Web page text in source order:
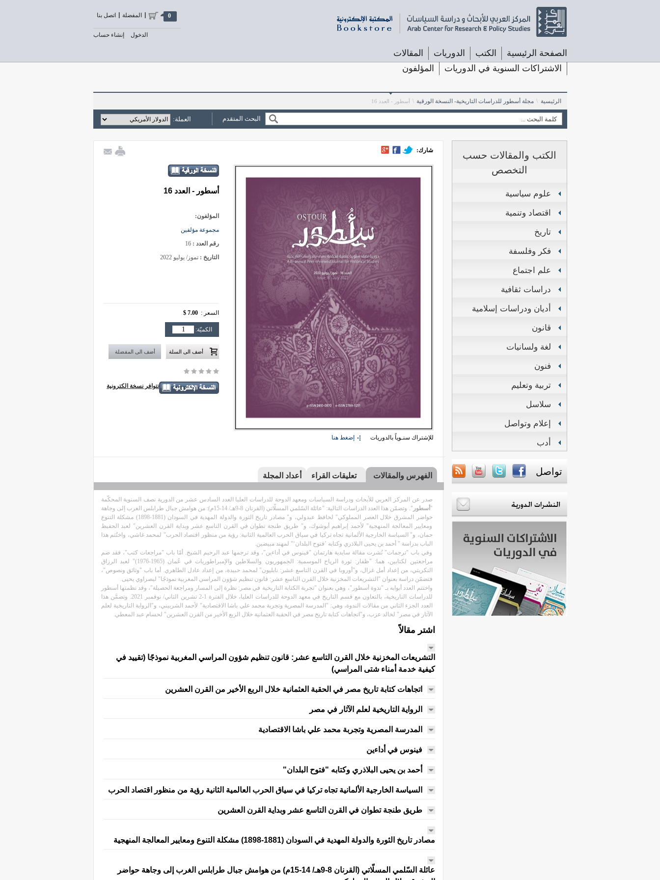
اتصل بنا المفضلة 0
الصفحة الرئيسية الكتب الدوريات
المقالات
الاشتراكات السنوية في الدوريات
المؤلفون
إنشاء حساب الدخول
الرئيسية \ مجلة أسطور للدراسات التاريخية- النسخة الورقية \ أسطور - العدد 16
البحث المتقدم العملة:
الكتب والمقالات حسب
التخصص
علوم سياسية
اقتصاد وتنمية
تاريخ
فكر وفلسفة
علم اجتماع
دراسات ثقافية
أديان ودراسات إسلامية
قانون
لغة ولسانيات
فنون
تربية وتعليم
سلاسل
إعلام وتواصل
أدب
تواصل
شارك:
للإشتراك سنـوياً بالدوريات إضغط هنا
أسطور - العدد 16
المؤلفون:
مجموعة مؤلفين
رقم العدد : 16
التاريخ : تموز/ يوليو 2022
السعر : 7.00 $
الكميّة:
تتوافر نسخة الكترونية
الفهرس والمقالات تعليقات القراء أعداد المجلة
صدر عن المركز العربي للأبحاث ودراسة السياسات ومعهد الدوحة للدراسات العليا العدد السادس عشر من الدورية نصف السنوية المحكّمة
" أسطور
". وتضمّن هذا العدد الدراسات التالية: "عائلة السّلمي المسلّاتي (القرنان 8-9هـ/ 14-15م): من هوامش جبال طرابلس الغرب إلى وجاهة
حواضر المشرق خلال العصر المملوكي" لحافظ عبدولي، و" مصادر تاريخ الثورة والدولة المهدية في السودان (1881-1898) مشكلة التنوع
ومعايير المعالجة المنهجية" لأحمد إبراهيم أبوشوك، و" طريق طنجة تطوان في القرن التاسع عشر وبداية القرن العشرين" لعبد الحفيظ
حمان، و" السياسة الخارجية الألمانية تجاه تركيا في سياق الحرب العالمية الثانية: رؤية من منظور اقتصاد الحرب" لمحمد غاشي، واختُتم هذا
الباب بدراسة " أحمد بن يحيى البلاذري وكتابه ’فتوح البلدان‘" لمهند مبيضين.
وفي باب "ترجمات" نُشرت مقالة سايدية هارتمان "فينوس في أداءين"، وقد ترجمها عبد الرحيم الشيخ. أمّا باب "مراجعات كتب"، فقد ضم
مراجعتين لكتابين، هما: "ظفار: ثورة الرياح الموسمية: الجمهوريون والسلاطين والإمبراطوريات في عُمان (1965-1976)" لعبد الرزاق
التكريتي، من إعداد أمل غزال، و"أوروبا في القرن التاسع عشر: نابليون" لمحمد حبيدة، من إعداد عادل الطاهري. أما باب "وثائق ونصوص"،
فتضمّن دراسة بعنوان "التشريعات المخزنية خلال القرن التاسع عشر: قانون تنظيم شؤون المراسي المغربية نموذجًا" لبصراوي يحيى.
واختتم العدد أبوابه بـ "ندوة أسطور"، وهي بعنوان "تجربة الكتابة التاريخية في مصر: نظرة إلى المسار ومراجعة الحصيلة"، وقد نظمتها أسطور
للدراسات التاريخية، بالتعاون مع قسم التاريخ في معهد الدوحة للدراسات العليا، خلال الفترة 1-2 تشرين الثاني/ نوفمبر 2021. وتضمَّن هذا
العدد الجزء الثاني من مقالات الندوة، وهي: "المدرسة المصرية وتجربة محمد علي باشا الاقتصادية" لأحمد الشربيني، و"الرواية التاريخية لعلم
الآثار في مصر" لخالد عزب، و"اتجاهات كتابة تاريخ مصر في الحقبة العثمانية خلال الربع الأخير من القرن العشرين" لحسام عبد المعطي.
اشتر مقالاً
التشريعات المخزنية خلال القرن التاسع عشر: قانون تنظيم شؤون المراسي المغربية نموذجًا (تقييد في
كيفية خدمة أمناء شتى المراسي)
اتجاهات كتابة تاريخ مصر في الحقبة العثمانية خلال الربع الأخير من القرن العشرين
الرواية التاريخية لعلم الآثار في مصر
المدرسة المصرية وتجربة محمد علي باشا الاقتصادية
فينوس في أداءين
أحمد بن يحيى البلاذري وكتابه "فتوح البلدان"
السياسة الخارجية الألمانية تجاه تركيا في سياق الحرب العالمية الثانية رؤية من منظور اقتصاد الحرب
طريق طنجة تطوان في القرن التاسع عشر وبداية القرن العشرين
مصادر تاريخ الثورة والدولة المهدية في السودان (1881-1898) مشكلة التنوع ومعايير المعالجة المنهجية
عائلة السّلمي المسلّاتي (القرنان 8-9هـ/ 14-15م) من هوامش جبال طرابلس الغرب إلى وجاهة حواضر